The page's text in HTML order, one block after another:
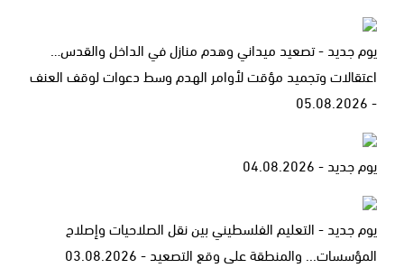
يوم جديد - تصعيد ميداني وهدم منازل في الداخل والقدس…
اعتقالات وتجميد مؤقت لأوامر الهدم وسط دعوات لوقف العنف
- 05.08.2026
يوم جديد - 04.08.2026
يوم جديد - التعليم الفلسطيني بين نقل الصلاحيات وإصلاح
المؤسسات... والمنطقة على وقع التصعيد - 03.08.2026